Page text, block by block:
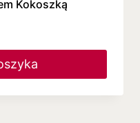
Kokoszką